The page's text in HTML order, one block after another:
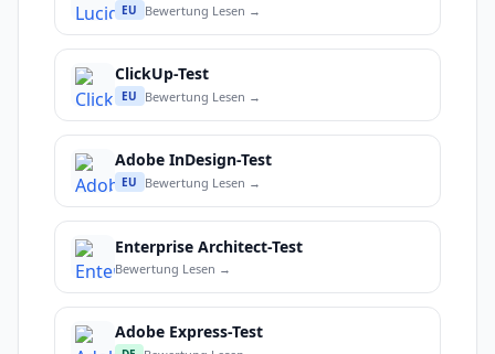
EU Bewertung Lesen →
ClickUp-Test
EU Bewertung Lesen →
Adobe InDesign-Test
EU Bewertung Lesen →
Enterprise Architect-Test
Bewertung Lesen →
Adobe Express-Test